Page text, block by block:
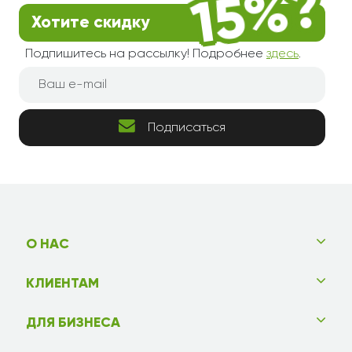
Хотите скидку
Подпишитесь на рассылку! Подробнее здесь.
Подписаться
О НАС
КЛИЕНТАМ
ДЛЯ БИЗНЕСА